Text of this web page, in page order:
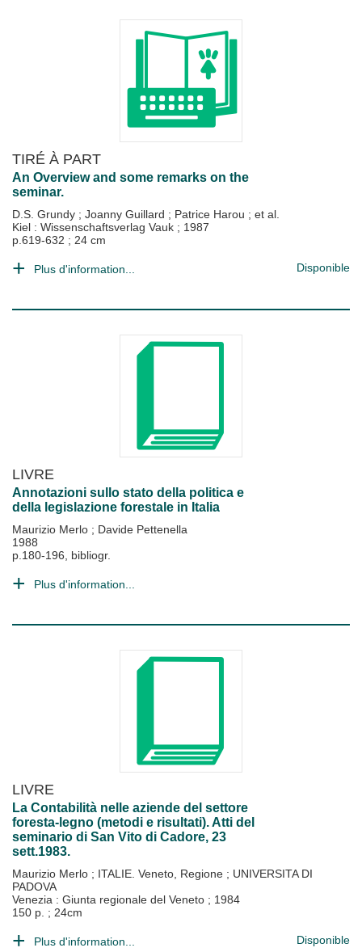
TIRÉ À PART
An Overview and some remarks on the
seminar.
D.S. Grundy ; Joanny Guillard ; Patrice Harou ; et al.
Kiel : Wissenschaftsverlag Vauk ; 1987
p.619-632 ; 24 cm
Plus d'information... Disponible
LIVRE
Annotazioni sullo stato della politica e
della legislazione forestale in Italia
Maurizio Merlo ; Davide Pettenella
1988
p.180-196, bibliogr.
Plus d'information...
LIVRE
La Contabilità nelle aziende del settore
foresta-legno (metodi e risultati). Atti del
seminario di San Vito di Cadore, 23
sett.1983.
Maurizio Merlo ; ITALIE. Veneto, Regione ; UNIVERSITA DI
PADOVA
Venezia : Giunta regionale del Veneto ; 1984
150 p. ; 24cm
Plus d'information... Disponible